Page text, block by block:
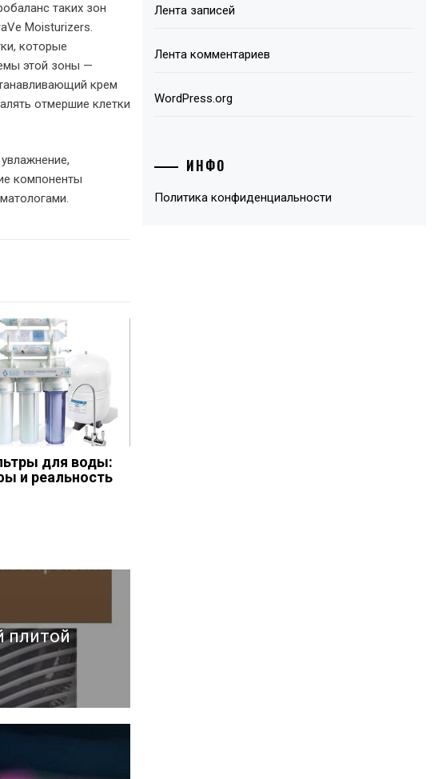
таких зон
Moisturizers.
которые
этой зоны —
крем
отмершие клетки
компоненты
для воды:
и реальность
плитой
Лента записей
Лента комментариев
WordPress.org
ИНФО
Политика конфиденциальности